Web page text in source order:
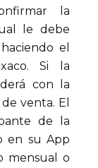
la
le debe
el
Si la
con la
venta. El
de la
en su App
mensual o